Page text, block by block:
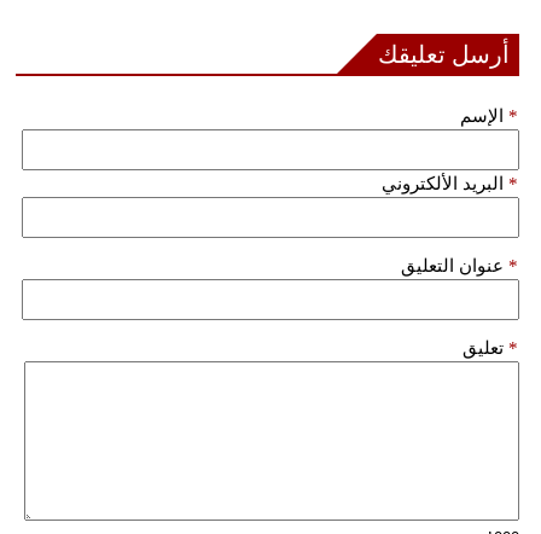
أرسل تعليقك
الإسم *
البريد الألكتروني *
عنوان التعليق *
تعليق *